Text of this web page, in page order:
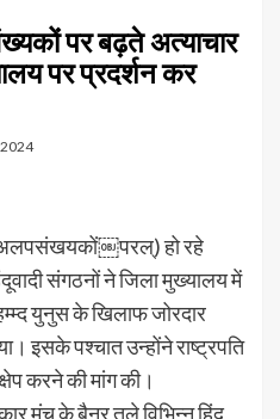
पर बढ़ते अत्याचार
पर प्रदर्शन कर
अलपसंखयकों￼परल्) हो रहे
संगठनों ने जिला मुख्यालय में
युनुस के खिलाफ जोरदार
इसके पश्चात उन्होंने राष्ट्रपति
करने की मांग की।
मंच के बैनर तले विभिन्न हिंदू